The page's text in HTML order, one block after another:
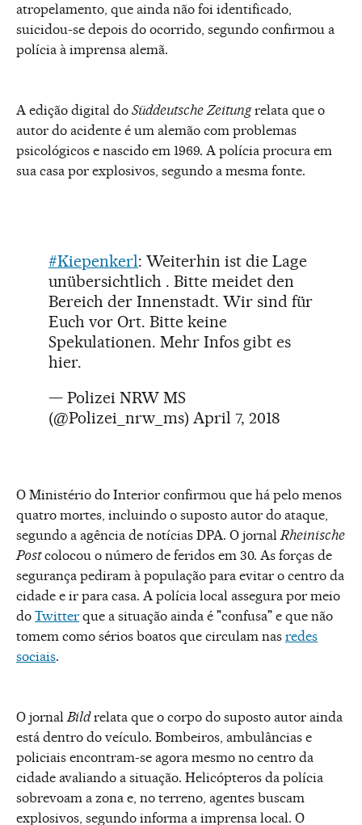
atropelamento, que ainda não foi identificado,
suicidou-se depois do ocorrido, segundo confirmou a
polícia à imprensa alemã.
A edição digital do Süddeutsche Zeitungrelata que o
autor do acidente é um alemão com problemas
psicológicos e nascido em 1969. A polícia procura em
sua casa por explosivos, segundo a mesma fonte.
#Kiepenkerl: Weiterhin ist die Lage
unübersichtlich . Bitte meidet den
Bereich der Innenstadt. Wir sind für
Euch vor Ort. Bitte keine
Spekulationen. Mehr Infos gibt es
hier.
— Polizei NRW MS
(@Polizei_nrw_ms) April 7, 2018
O Ministério do Interior confirmou que há pelo menos
quatro mortes, incluindo o suposto autor do ataque,
segundo a agência de notícias DPA. O jornalRheinische
Postcolocou o número de feridos em 30. As forças de
segurança pediram à população para evitar o centro da
cidade e ir para casa. A polícia local assegura por meio
do Twitter que a situação ainda é "confusa" e que não
tomem como sérios boatos que circulam nas redes
sociais.
O jornalBildrelata que o corpo do suposto autor ainda
está dentro do veículo. Bombeiros, ambulâncias e
policiais encontram-se agora mesmo no centro da
cidade avaliando a situação. Helicópteros da polícia
sobrevoam a zona e, no terreno, agentes buscam
explosivos, segundo informa a imprensa local. O